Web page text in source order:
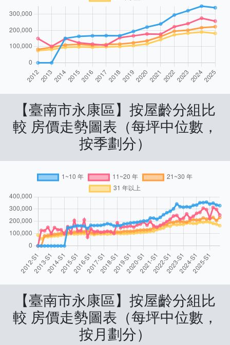
【臺南市永康區】按屋齡分組比
較 房價走勢圖表（每坪中位數，
按季劃分）
【臺南市永康區】按屋齡分組比
較 房價走勢圖表（每坪中位數，
按月劃分）